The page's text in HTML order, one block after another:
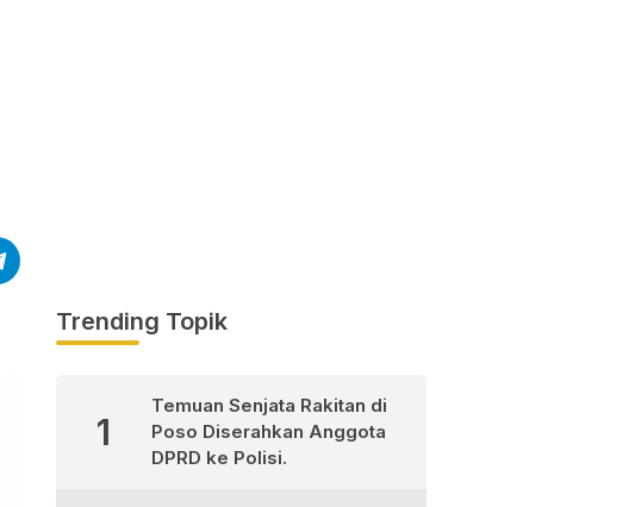
Trending Topik
1
Temuan Senjata Rakitan di
Poso Diserahkan Anggota
DPRD ke Polisi.